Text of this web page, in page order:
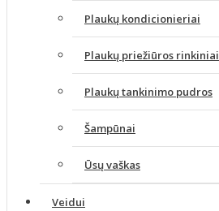
Plaukų kondicionieriai
Plaukų priežiūros rinkiniai
Plaukų tankinimo pudros
Šampūnai
Ūsų vaškas
Veidui